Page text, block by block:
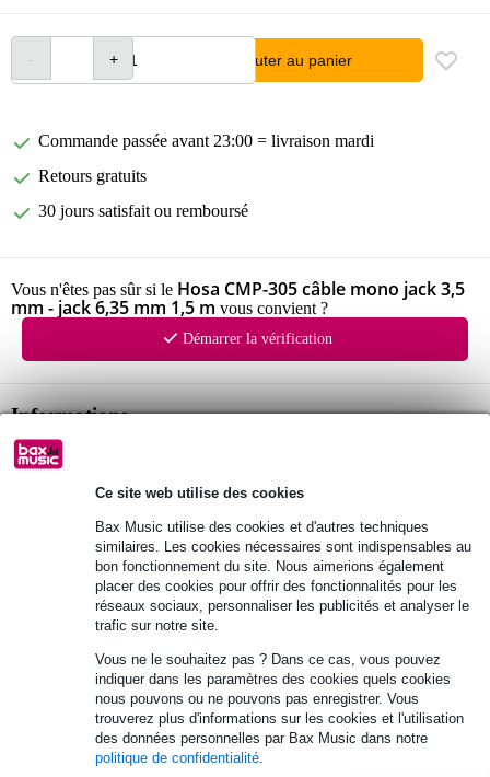
Ce site web utilise des cookies
Bax Music utilise des cookies et d'autres techniques
similaires. Les cookies nécessaires sont indispensables au
bon fonctionnement du site. Nous aimerions également
placer des cookies pour offrir des fonctionnalités pour les
réseaux sociaux, personnaliser les publicités et analyser le
trafic sur notre site.
Vous ne le souhaitez pas ? Dans ce cas, vous pouvez
indiquer dans les paramètres des cookies quels cookies
nous pouvons ou ne pouvons pas enregistrer. Vous
trouverez plus d'informations sur les cookies et l'utilisation
des données personnelles par Bax Music dans notre
politique de confidentialité.
Ajouter au panier
Commande passée avant 23:00 = livraison mardi
Retours gratuits
30 jours satisfait ou remboursé
Vous n'êtes pas sûr si le Hosa CMP-305 câble mono jack 3,5
mm - jack 6,35 mm 1,5 m vous convient ?
Démarrer la vérification
Informations
câble audio mono Hosa
modèle : CMP-305
Afficher toutes les caractéristiques du produit
Autres variantes (2)